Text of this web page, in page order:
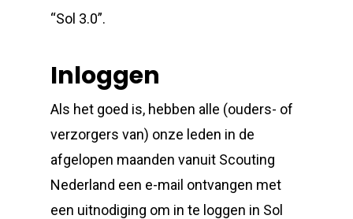
“Sol 3.0”.
Inloggen
Als het goed is, hebben alle (ouders- of
verzorgers van) onze leden in de
afgelopen maanden vanuit Scouting
Nederland een e-mail ontvangen met
een uitnodiging om in te loggen in Sol